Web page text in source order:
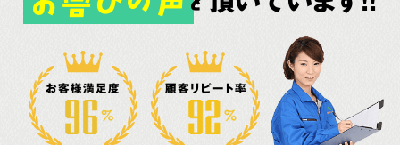
お客様満足度 顧客リピート率